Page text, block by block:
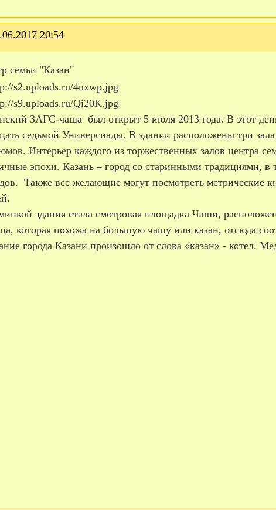
20:54
семьи "Казан"
ЗАГС-чаша был открыт 5 июля 2013 года. В этот
седьмой Универсиады. В здании расположены три
Интерьер каждого из торжественных залов центра
эпохи. Казань – город со старинными традициями,
Также все желающие могут посмотреть метрические
здания стала смотровая площадка Чаши,
которая похожа на большую чашу или казан, отсюда
города Казани произошло от слова «казан» - котел.